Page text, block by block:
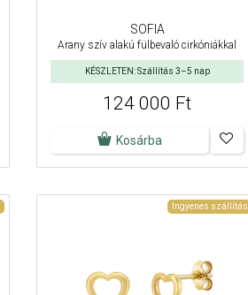
SOFIA
Arany szív alakú fülbevaló cirkóniákkal
KÉSZLETEN: Szállítás 3–5 nap
124 000 Ft
Kosárba
Ingyenes szállítás